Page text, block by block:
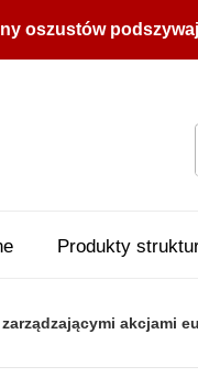
oszustów
Produkty
akcjami